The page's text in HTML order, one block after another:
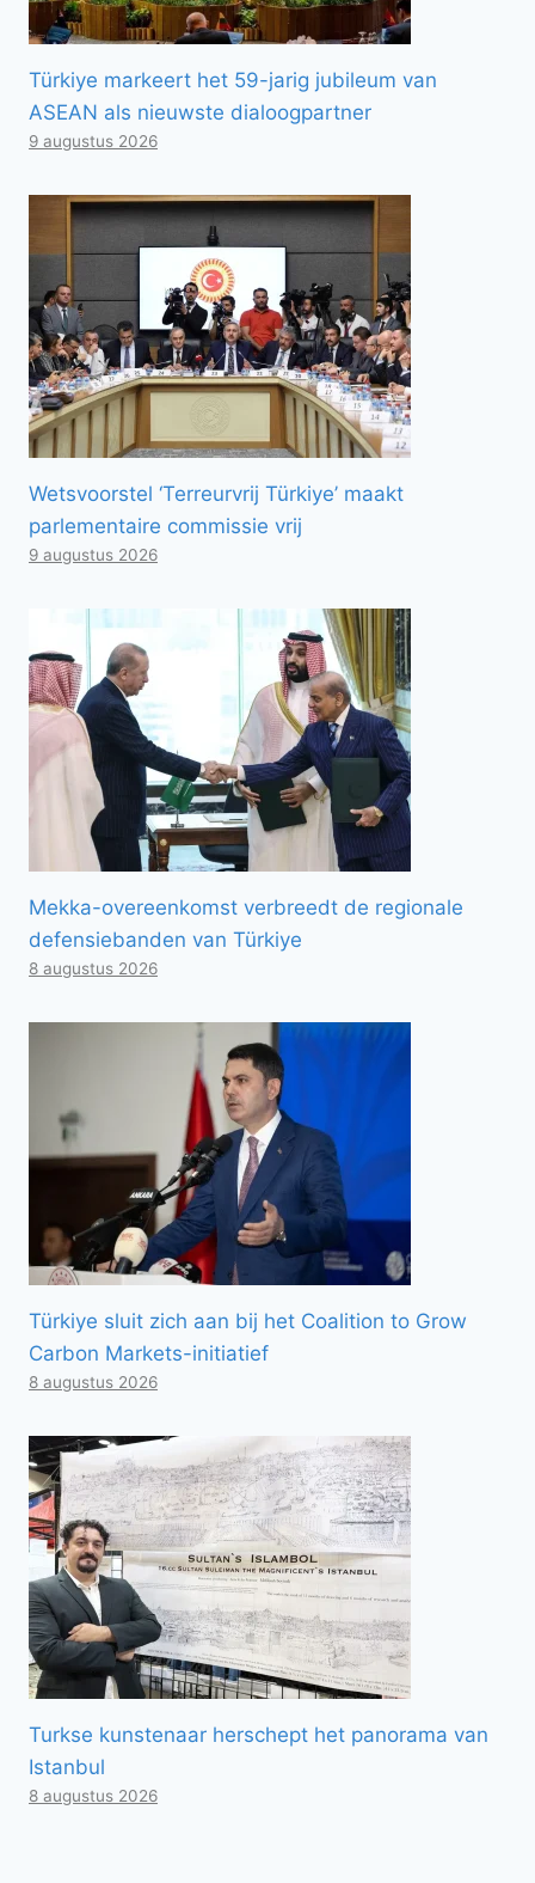
Türkiye markeert het 59-jarig jubileum van
ASEAN als nieuwste dialoogpartner
9 augustus 2026
Wetsvoorstel ‘Terreurvrij Türkiye’ maakt
parlementaire commissie vrij
9 augustus 2026
Mekka-overeenkomst verbreedt de regionale
defensiebanden van Türkiye
8 augustus 2026
Türkiye sluit zich aan bij het Coalition to Grow
Carbon Markets-initiatief
8 augustus 2026
Turkse kunstenaar herschept het panorama van
Istanbul
8 augustus 2026